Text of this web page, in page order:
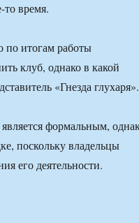
то время.
итогам работы
клуб, однако в какой
«Гнезда глухаря».
формальным,
поскольку владельцы
его деятельности.